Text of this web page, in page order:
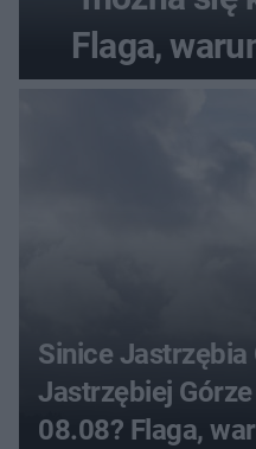
Flaga,
Sinice Jastrzębia
Jastrzębiej
08.08? Flaga,